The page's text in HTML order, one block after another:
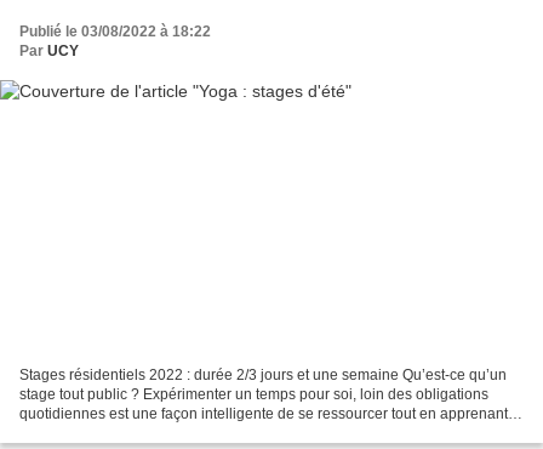
Publié le 03/08/2022 à 18:22
Par UCY
Stages résidentiels 2022 : durée 2/3 jours et une semaine Qu’est-ce qu’un
stage tout public ? Expérimenter un temps pour soi, loin des obligations
quotidiennes est une façon intelligente de se ressourcer tout en apprenant.